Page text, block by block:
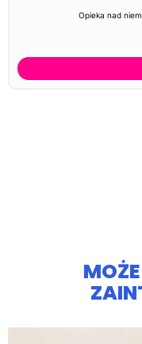
Opieka nad